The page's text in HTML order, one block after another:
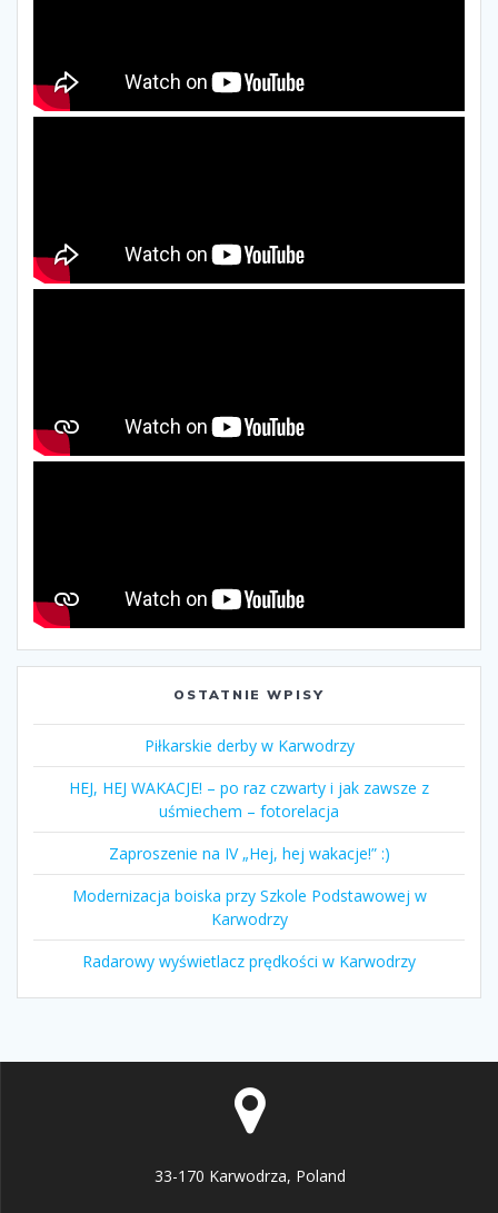
OSTATNIE WPISY
Piłkarskie derby w Karwodrzy
HEJ, HEJ WAKACJE! – po raz czwarty i jak zawsze z
uśmiechem – fotorelacja
Zaproszenie na IV „Hej, hej wakacje!” :)
Modernizacja boiska przy Szkole Podstawowej w
Karwodrzy
Radarowy wyświetlacz prędkości w Karwodrzy
33-170 Karwodrza, Poland